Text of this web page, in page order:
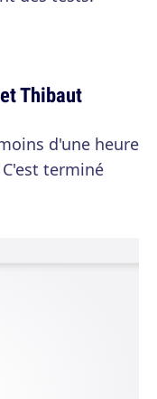
Thibaut
d'une heure
terminé